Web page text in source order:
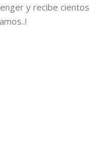
y recibe cientos